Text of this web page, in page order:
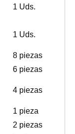
1 Uds.
1 Uds.
8 piezas
6 piezas
4 piezas
1 pieza
2 piezas